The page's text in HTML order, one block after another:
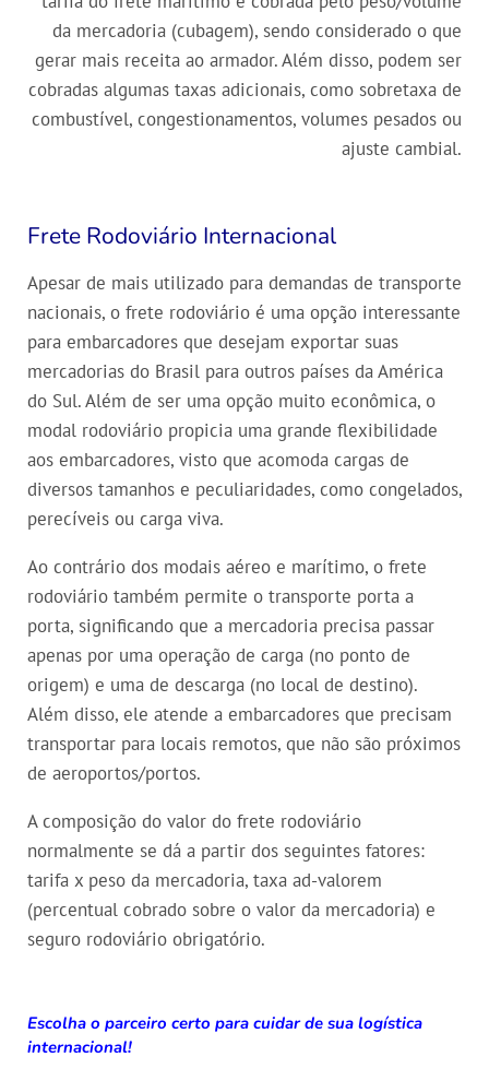
da mercadoria (cubagem), sendo considerado o que
gerar mais receita ao armador. Além disso, podem ser
cobradas algumas taxas adicionais, como sobretaxa de
combustível, congestionamentos, volumes pesados ou
ajuste cambial.
Frete Rodoviário Internacional
Apesar de mais utilizado para demandas de transporte
nacionais, o frete rodoviário é uma opção interessante
para embarcadores que desejam exportar suas
mercadorias do Brasil para outros países da América
do Sul. Além de ser uma opção muito econômica, o
modal rodoviário propicia uma grande flexibilidade
aos embarcadores, visto que acomoda cargas de
diversos tamanhos e peculiaridades, como congelados,
perecíveis ou carga viva.
Ao contrário dos modais aéreo e marítimo, o frete
rodoviário também permite o transporte porta a
porta, significando que a mercadoria precisa passar
apenas por uma operação de carga (no ponto de
origem) e uma de descarga (no local de destino).
Além disso, ele atende a embarcadores que precisam
transportar para locais remotos, que não são próximos
de aeroportos/portos.
A composição do valor do frete rodoviário
normalmente se dá a partir dos seguintes fatores:
tarifa x peso da mercadoria, taxa ad-valorem
(percentual cobrado sobre o valor da mercadoria) e
seguro rodoviário obrigatório.
Escolha o parceiro certo para cuidar de sua logística
internacional!